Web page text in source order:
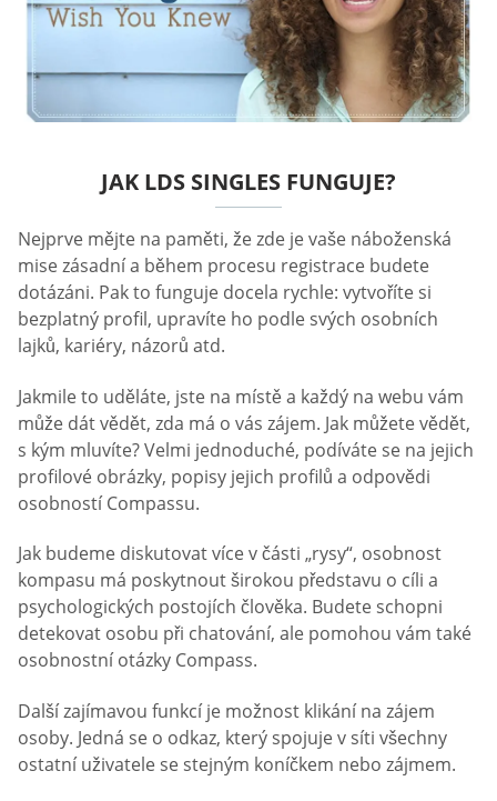
JAK LDS SINGLES FUNGUJE?
Nejprve mějte na paměti, že zde je vaše náboženská
mise zásadní a během procesu registrace budete
dotázáni. Pak to funguje docela rychle: vytvoříte si
bezplatný profil, upravíte ho podle svých osobních
lajků, kariéry, názorů atd.
Jakmile to uděláte, jste na místě a každý na webu vám
může dát vědět, zda má o vás zájem. Jak můžete vědět,
s kým mluvíte? Velmi jednoduché, podíváte se na jejich
profilové obrázky, popisy jejich profilů a odpovědi
osobností Compassu.
Jak budeme diskutovat více v části „rysy“, osobnost
kompasu má poskytnout širokou představu o cíli a
psychologických postojích člověka. Budete schopni
detekovat osobu při chatování, ale pomohou vám také
osobnostní otázky Compass.
Další zajímavou funkcí je možnost klikání na zájem
osoby. Jedná se o odkaz, který spojuje v síti všechny
ostatní uživatele se stejným koníčkem nebo zájmem.